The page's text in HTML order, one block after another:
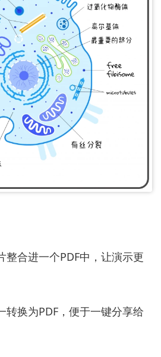
合进一个PDF中，让演示更
换为PDF，便于一键分享给